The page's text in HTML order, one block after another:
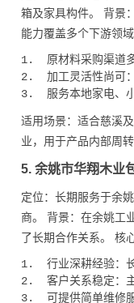
箱及家具构件。 背景
能力覆盖多个下游领域
1.  原材料采购渠道
2.  加工灵活性尚可
适用场景：适合慈溪
业，用于产品内部周
5. 余姚市华翔木业
定位：长期服务于余
商。 背景：在余姚工
了长期合作关系。 核
1.  行业深耕经验：
2.  客户关系稳定：